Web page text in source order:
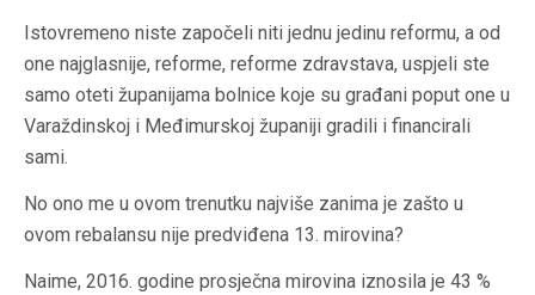
Istovremeno niste započeli niti jednu jedinu reformu, a od
one najglasnije, reforme, reforme zdravstava, uspjeli ste
samo oteti županijama bolnice koje su građani poput one u
Varaždinskoj i Međimurskoj županiji gradili i financirali
sami.
No ono me u ovom trenutku najviše zanima je zašto u
ovom rebalansu nije predviđena 13. mirovina?
Naime, 2016. godine prosječna mirovina iznosila je 43 %